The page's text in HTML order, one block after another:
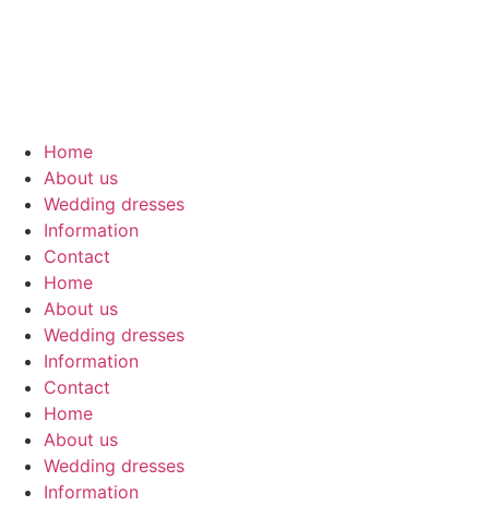
Home
About us
Wedding dresses
Information
Contact
Home
About us
Wedding dresses
Information
Contact
Home
About us
Wedding dresses
Information